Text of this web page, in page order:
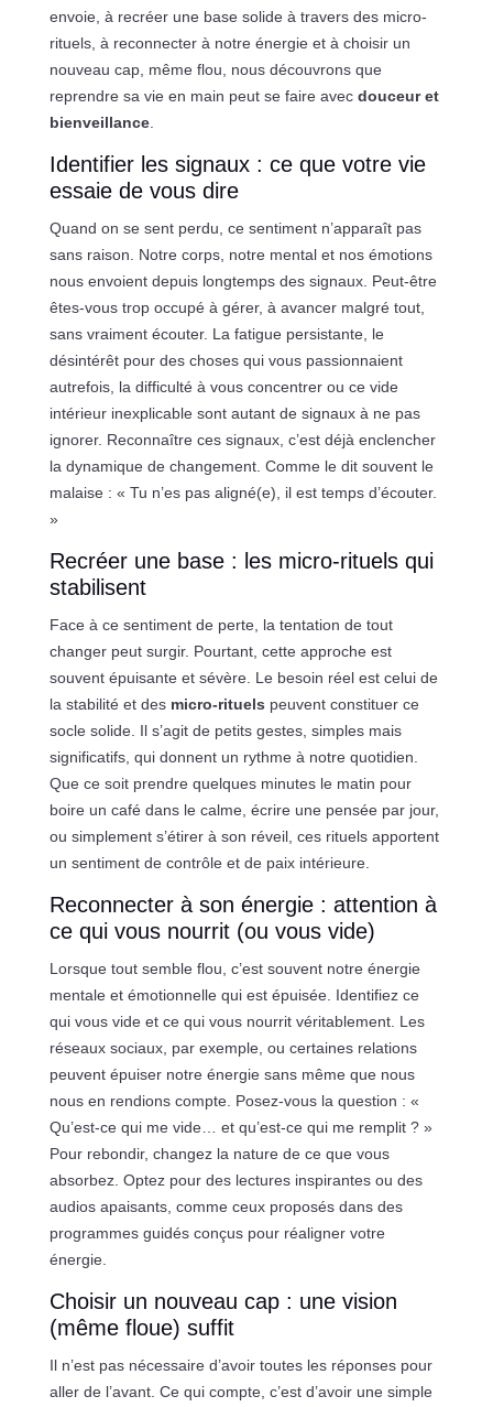
envoie, à recréer une base solide à travers des micro-
rituels, à reconnecter à notre énergie et à choisir un
nouveau cap, même flou, nous découvrons que
reprendre sa vie en main peut se faire avec douceur et
bienveillance.
Identifier les signaux : ce que votre vie
essaie de vous dire
Quand on se sent perdu, ce sentiment n’apparaît pas
sans raison. Notre corps, notre mental et nos émotions
nous envoient depuis longtemps des signaux. Peut-être
êtes-vous trop occupé à gérer, à avancer malgré tout,
sans vraiment écouter. La fatigue persistante, le
désintérêt pour des choses qui vous passionnaient
autrefois, la difficulté à vous concentrer ou ce vide
intérieur inexplicable sont autant de signaux à ne pas
ignorer. Reconnaître ces signaux, c’est déjà enclencher
la dynamique de changement. Comme le dit souvent le
malaise : « Tu n’es pas aligné(e), il est temps d’écouter.
»
Recréer une base : les micro-rituels qui
stabilisent
Face à ce sentiment de perte, la tentation de tout
changer peut surgir. Pourtant, cette approche est
souvent épuisante et sévère. Le besoin réel est celui de
la stabilité et des micro-rituels peuvent constituer ce
socle solide. Il s’agit de petits gestes, simples mais
significatifs, qui donnent un rythme à notre quotidien.
Que ce soit prendre quelques minutes le matin pour
boire un café dans le calme, écrire une pensée par jour,
ou simplement s’étirer à son réveil, ces rituels apportent
un sentiment de contrôle et de paix intérieure.
Reconnecter à son énergie : attention à
ce qui vous nourrit (ou vous vide)
Lorsque tout semble flou, c’est souvent notre énergie
mentale et émotionnelle qui est épuisée. Identifiez ce
qui vous vide et ce qui vous nourrit véritablement. Les
réseaux sociaux, par exemple, ou certaines relations
peuvent épuiser notre énergie sans même que nous
nous en rendions compte. Posez-vous la question : «
Qu’est-ce qui me vide… et qu’est-ce qui me remplit ? »
Pour rebondir, changez la nature de ce que vous
absorbez. Optez pour des lectures inspirantes ou des
audios apaisants, comme ceux proposés dans des
programmes guidés conçus pour réaligner votre
énergie.
Choisir un nouveau cap : une vision
(même floue) suffit
Il n’est pas nécessaire d’avoir toutes les réponses pour
aller de l’avant. Ce qui compte, c’est d’avoir une simple